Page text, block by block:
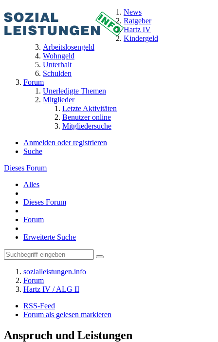
News
Ratgeber
Hartz IV
Kindergeld
Arbeitslosengeld
Wohngeld
Unterhalt
Schulden
Forum
Unerledigte Themen
Mitglieder
Letzte Aktivitäten
Benutzer online
Mitgliedersuche
Anmelden oder registrieren
Suche
Dieses Forum
Alles
Dieses Forum
Forum
Erweiterte Suche
sozialleistungen.info
Forum
Hartz IV / ALG II
RSS-Feed
Forum als gelesen markieren
Anspruch und Leistungen